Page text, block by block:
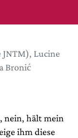
Lucine
Bronić
nein, hält mein
ihm diese